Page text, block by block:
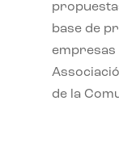
base de
empresas
de la